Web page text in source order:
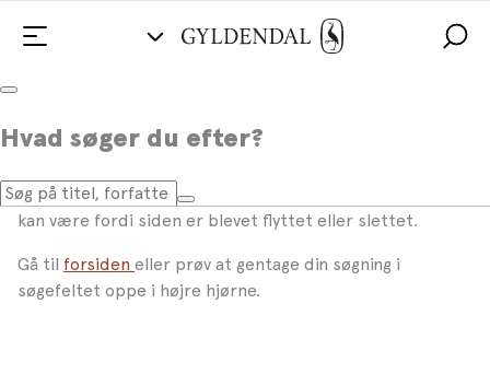
Hvad søger du efter?
Siden findes ikke!
Du prøver at tilgå en side, som desværre ikke findes. Det
kan være fordi siden er blevet flyttet eller slettet.
Gå til forsiden eller prøv at gentage din søgning i
søgefeltet oppe i højre hjørne.